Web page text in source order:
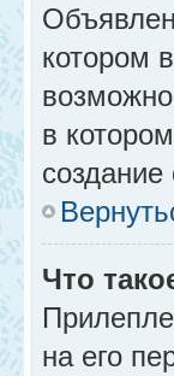
котором
в
Что
на его